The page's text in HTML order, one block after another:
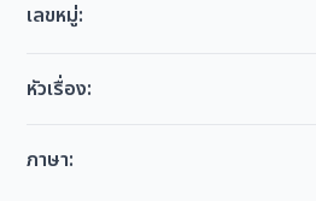
เลขหมู่:
หัวเรื่อง:
ภาษา: